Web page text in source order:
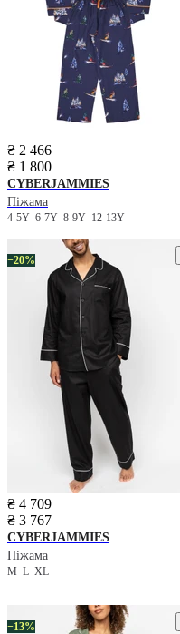
₴ 2 466
₴ 1 800
CYBERJAMMIES
Піжама
4-5Y 6-7Y 8-9Y 12-13Y
−20%
₴ 4 709
₴ 3 767
CYBERJAMMIES
Піжама
M L XL
−13%